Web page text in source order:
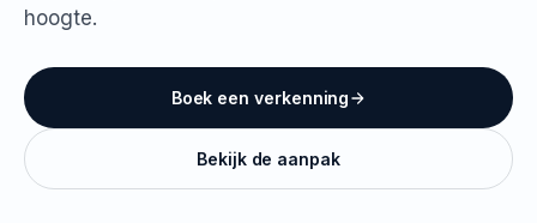
hoogte.
Boek een verkenning
Bekijk de aanpak